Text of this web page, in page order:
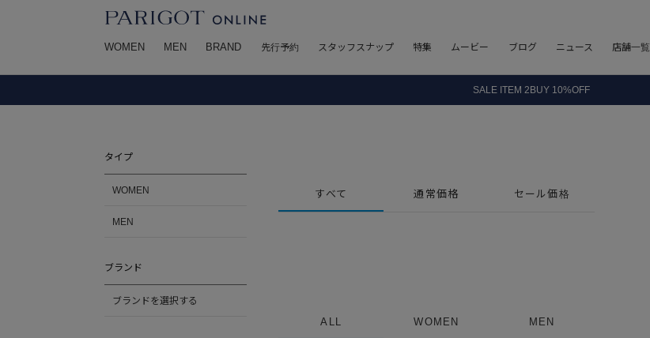
WOMEN MEN BRAND 先行予約 スタッフスナップ 特集 ムービー ブログ ニュース 店舗一覧
SALE ITEM 2BUY 10%OFF
タイプ
WOMEN
MEN
ブランド
ブランドを選択する
すべて 通常価格 セール価格
ALL WOMEN MEN